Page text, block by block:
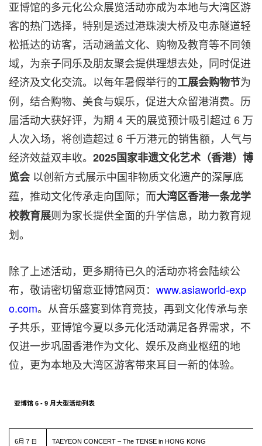
亚博馆的多元化公众展览活动亦成为本地与大湾区游
客的热门选择，特别是透过港珠澳大桥及屯赤隧道轻
松抵达的访客，活动涵盖文化、购物及教育等不同领
域，为亲子同乐及朋友聚会提供理想去处，同时促进
经济及文化交流。以每年暑假举行的工展会购物节为
例，结合购物、美食与娱乐，促进大众留港消费。历
届活动大获好评，为期 4 天的展览预计吸引超过 6 万
人次入场，将创造超过 6 千万港元的销售额，人气与
经济效益双丰收。 2025国家非遗文化艺术（香港）博
览会 以创新方式展示中国非物质文化遗产的深厚底
蕴，推动文化传承走向国际；而大湾区香港一条龙学
校教育展则为家长提供全面的升学信息，助力教育规
划。
除了上述活动，更多期待已久的活动亦将会陆续公
布，敬请密切留意亚博馆网页： www.asiaworld-exp
o.com。从音乐盛宴到体育竞技，再到文化传承与亲
子共乐，亚博馆今夏以多元化活动满足各界需求，不
仅进一步巩固香港作为文化、娱乐及商业枢纽的地
位，更为本地及大湾区游客带来耳目一新的体验。
亚博馆 6 - 9 月大型活动列表
6月７日 TAEYEON CONCERT – The TENSE in HONG KONG